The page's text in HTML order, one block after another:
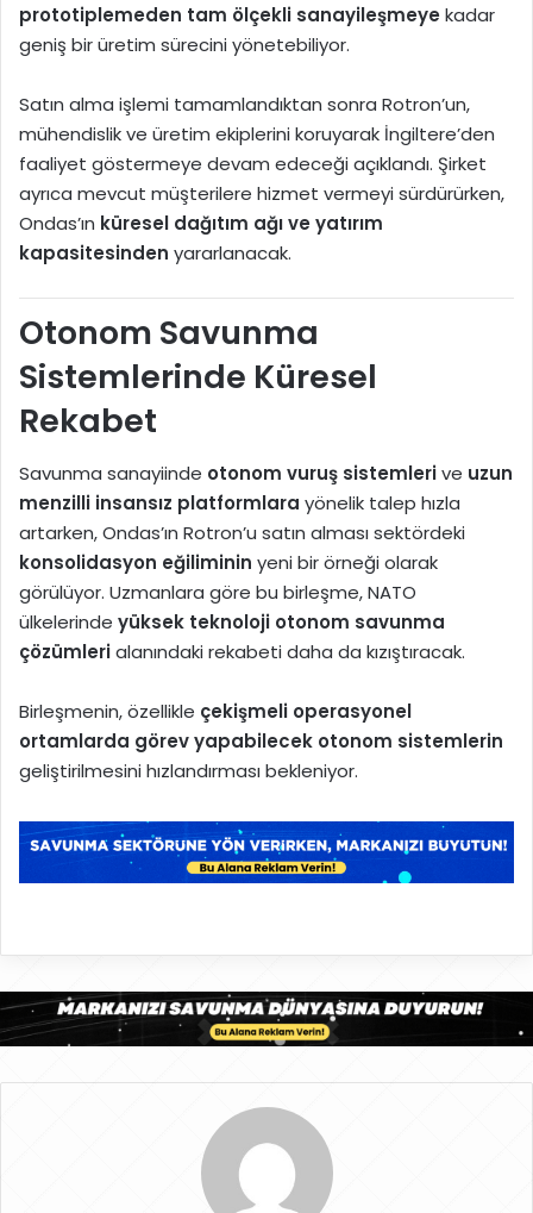
prototiplemeden tam ölçekli sanayileşmeyekadar
geniş bir üretim sürecini yönetebiliyor.
Satın alma işlemi tamamlandıktan sonra Rotron’un,
mühendislik ve üretim ekiplerini koruyarak İngiltere’den
faaliyet göstermeye devam edeceği açıklandı. Şirket
ayrıca mevcut müşterilere hizmet vermeyi sürdürürken,
Ondas’ın küresel dağıtım ağı ve yatırım
kapasitesinden yararlanacak.
Otonom Savunma
Sistemlerinde Küresel
Rekabet
Savunma sanayiinde otonom vuruş sistemlerive uzun
menzilli insansız platformlara yönelik talep hızla
artarken, Ondas’ın Rotron’u satın alması sektördeki
konsolidasyon eğiliminin yeni bir örneği olarak
görülüyor. Uzmanlara göre bu birleşme, NATO
ülkelerinde yüksek teknoloji otonom savunma
çözümlerialanındaki rekabeti daha da kızıştıracak.
Birleşmenin, özellikle çekişmeli operasyonel
ortamlarda görev yapabilecek otonom sistemlerin
geliştirilmesini hızlandırması bekleniyor.